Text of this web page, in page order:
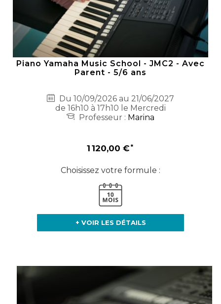
Piano Yamaha Music School - JMC2 - Avec
Parent - 5/6 ans
Du 10/09/2026 au 21/06/2027
de 16h10 à 17h10 le Mercredi
Professeur : Marina
1 120,00 €
Choisissez votre formule :
+ VOIR LES DÉTAILS